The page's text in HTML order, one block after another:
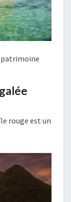
patrimoine
rouge est un